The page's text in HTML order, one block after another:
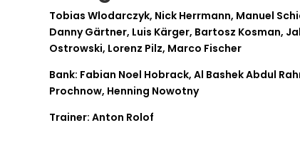
Tobias Wlodarczyk, Nick Herrmann, Manuel
Danny Gärtner, Luis Kärger, Bartosz Kosman,
Ostrowski, Lorenz Pilz, Marco Fischer
Bank: Fabian Noel Hobrack, Al Bashek Abdul
Prochnow, Henning Nowotny
Trainer: Anton Rolof